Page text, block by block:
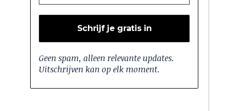
Geen spam, alleen relevante updates.
Uitschrijven kan op elk moment.